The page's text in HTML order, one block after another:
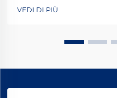
stabili e sicuri i binari dei
quotidiane. La maggior parte
VEDI DI PIÙ